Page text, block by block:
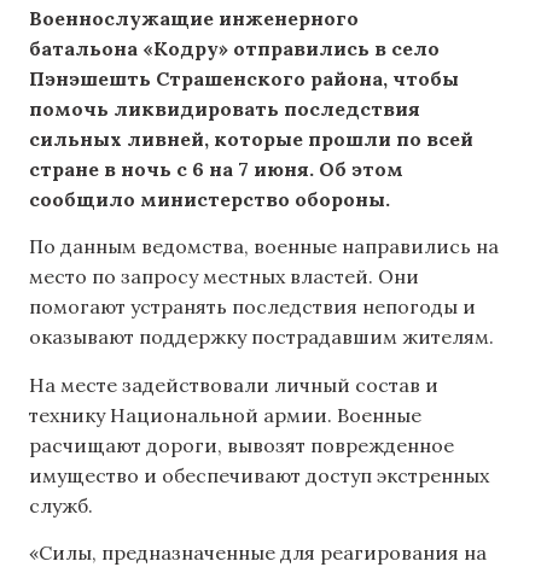
Военнослужащие инженерного
батальона «Кодру» отправились в село
Пэнэшешть Страшенского района, чтобы
помочь ликвидировать последствия
сильных ливней, которые прошли по всей
стране в ночь с 6 на 7 июня. Об этом
сообщило министерство обороны.
По данным ведомства, военные направились на
место по запросу местных властей. Они
помогают устранять последствия непогоды и
оказывают поддержку пострадавшим жителям.
На месте задействовали личный состав и
технику Национальной армии. Военные
расчищают дороги, вывозят поврежденное
имущество и обеспечивают доступ экстренных
служб.
«Силы, предназначенные для реагирования на